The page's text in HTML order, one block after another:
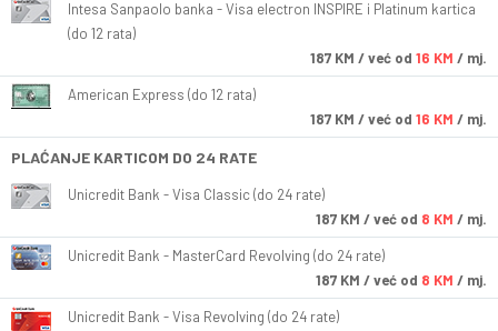
Intesa Sanpaolo banka - Visa electron INSPIRE i Platinum kartica
(do 12 rata)
187 KM / već od 16 KM / mj.
American Express (do 12 rata)
187 KM / već od 16 KM / mj.
PLAĆANJE KARTICOM DO 24 RATE
Unicredit Bank - Visa Classic (do 24 rate)
187 KM / već od 8 KM / mj.
Unicredit Bank - MasterCard Revolving (do 24 rate)
187 KM / već od 8 KM / mj.
Unicredit Bank - Visa Revolving (do 24 rate)